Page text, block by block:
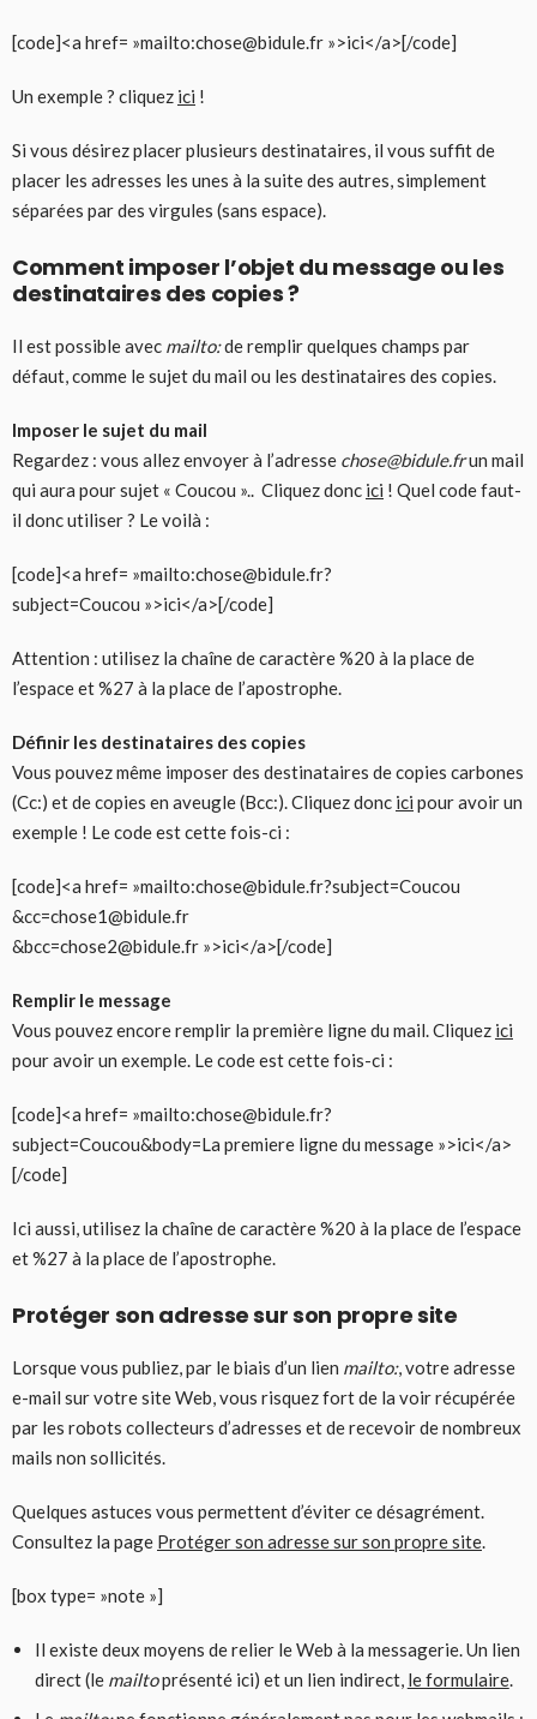
[code]<a href= »mailto:chose@bidule.fr »>ici</a>[/code]
Un exemple ? cliquez ici !
Si vous désirez placer plusieurs destinataires, il vous suffit de
placer les adresses les unes à la suite des autres, simplement
séparées par des virgules (sans espace).
Comment imposer l’objet du message ou les
destinataires des copies ?
Il est possible avec mailto:de remplir quelques champs par
défaut, comme le sujet du mail ou les destinataires des copies.
Imposer le sujet du mail
Regardez : vous allez envoyer à l’adresse chose@bidule.frun mail
qui aura pour sujet « Coucou ».. Cliquez donc ici ! Quel code faut-
il donc utiliser ? Le voilà :
[code]<a href= »mailto:chose@bidule.fr?
subject=Coucou »>ici</a>[/code]
Attention : utilisez la chaîne de caractère %20 à la place de
l’espace et %27 à la place de l’apostrophe.
Définir les destinataires des copies
Vous pouvez même imposer des destinataires de copies carbones
(Cc:) et de copies en aveugle (Bcc:). Cliquez donc ici pour avoir un
exemple ! Le code est cette fois-ci :
[code]<a href= »mailto:chose@bidule.fr?subject=Coucou
&cc=chose1@bidule.fr
&bcc=chose2@bidule.fr »>ici</a>[/code]
Remplir le message
Vous pouvez encore remplir la première ligne du mail. Cliquez ici
pour avoir un exemple. Le code est cette fois-ci :
[code]<a href= »mailto:chose@bidule.fr?
subject=Coucou&body=La premiere ligne du message »>ici</a>
[/code]
Ici aussi, utilisez la chaîne de caractère %20 à la place de l’espace
et %27 à la place de l’apostrophe.
Protéger son adresse sur son propre site
Lorsque vous publiez, par le biais d’un lien mailto:, votre adresse
e-mail sur votre site Web, vous risquez fort de la voir récupérée
par les robots collecteurs d’adresses et de recevoir de nombreux
mails non sollicités.
Quelques astuces vous permettent d’éviter ce désagrément.
Consultez la page Protéger son adresse sur son propre site.
[box type= »note »]
Il existe deux moyens de relier le Web à la messagerie. Un lien
direct (le mailtoprésenté ici) et un lien indirect, le formulaire.